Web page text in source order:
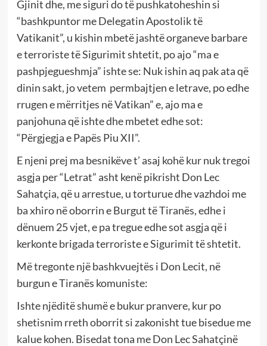
Gjinit dhe, me siguri do të pushkatoheshin si
“bashkpuntor me Delegatin Apostolik të
Vatikanit”, u kishin mbetë jashtë organeve barbare
e terroriste të Sigurimit shtetit, po ajo “ma e
pashpjegueshmja” ishte se: Nuk ishin aq pak ata që
dinin sakt, jo vetem permbajtjen e letrave, po edhe
rrugen e mërritjes në Vatikan” e, ajo ma e
panjohuna që ishte dhe mbetet edhe sot:
“Përgjegja e Papës Piu XII”.
E njeni prej ma besnikëve t’ asaj kohë kur nuk tregoi
asgja per “Letrat” asht kenë pikrisht Don Lec
Sahatçia, që u arrestue, u torturue dhe vazhdoi me
ba xhiro në oborrin e Burgut të Tiranës, edhe i
dënuem 25 vjet, e pa tregue edhe sot asgja që i
kerkonte brigada terroriste e Sigurimit të shtetit.
Më tregonte një bashkvuejtës i Don Lecit, në
burgun e Tiranës komuniste:
Ishte njëditë shumë e bukur pranvere, kur po
shetisnim rreth oborrit si zakonisht tue bisedue me
kalue kohen. Bisedat tona me Don Lec Sahatçinë